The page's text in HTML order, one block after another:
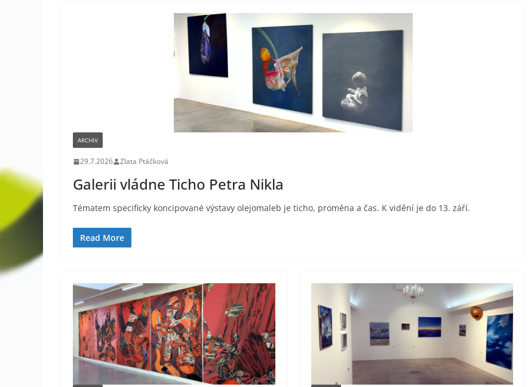
ARCHIV
29.7.2026 Zlata Ptáčková
Galerii vládne Ticho Petra Nikla
Tématem specificky koncipované výstavy olejomaleb je ticho, proměna a čas. K vidění je do 13. září.
Read More